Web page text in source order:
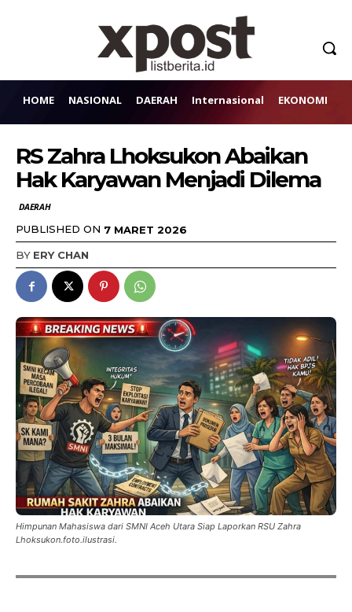
HOME NASIONAL DAERAH Internasional EKONOMI
RS Zahra Lhoksukon Abaikan
Hak Karyawan Menjadi Dilema
DAERAH
PUBLISHED ON 7 MARET 2026
BY ERY CHAN
Himpunan Mahasiswa dari SMNI Aceh Utara Siap Laporkan RSU Zahra
Lhoksukon.foto.ilustrasi.